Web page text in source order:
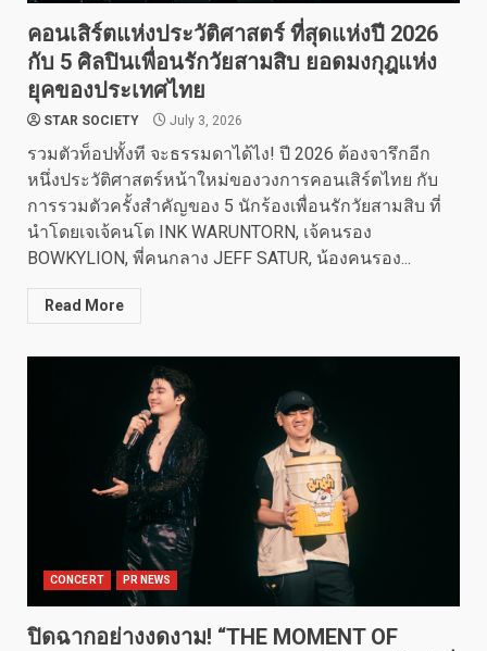
คอนเสิร์ตแห่งประวัติศาสตร์ ที่สุดแห่งปี 2026
กับ 5 ศิลปินเพื่อนรักวัยสามสิบ ยอดมงกุฎแห่ง
ยุคของประเทศไทย
STAR SOCIETY July 3, 2026
รวมตัวท็อปทั้งที จะธรรมดาได้ไง! ปี 2026 ต้องจารึกอีก
หนึ่งประวัติศาสตร์หน้าใหม่ของวงการคอนเสิร์ตไทย กับ
การรวมตัวครั้งสำคัญของ 5 นักร้องเพื่อนรักวัยสามสิบ ที่
นำโดยเจเจ้คนโต INK WARUNTORN, เจ้คนรอง
BOWKYLION, พี่คนกลาง JEFF SATUR, น้องคนรอง...
Read More
CONCERT PR NEWS
ปิดฉากอย่างงดงาม! “THE MOMENT OF